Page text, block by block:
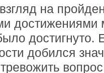
на
достижениями
достигнуто.
добился